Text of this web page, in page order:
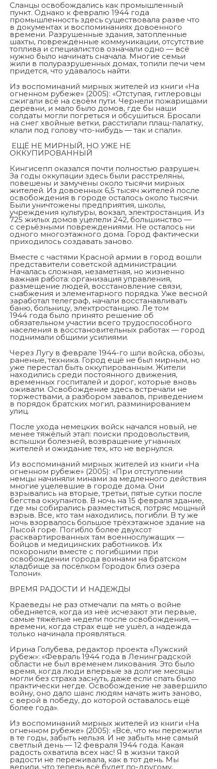
Сланцы освобождались как промышленный
пункт. Однако к февралю 1944 года
промышленность здесь существовала разве что
в документах и воспоминаниях довоенного
времени. Разрушенные здания, затопленные
шахты, повреждённые коммуникации, отсутствие
топлива и специалистов означали одно — всё
нужно было начинать сначала. Многие семьи
жили в полуразрушенных домах, топили печи чем
придется, что удавалось найти.
Из воспоминаний мирных жителей из книги «На
огненном рубеже» (2005): «Отступая, гитлеровцы
сжигали всё на своём пути. Чернели пожарищами
деревни, и мало было домов, где бы наши
солдаты могли погреться и обсушиться. Бросали
на снег хвойные ветки, расстилали плащ-палатку,
клали под голову что-нибудь — так и спали».
ЕЩЁ НЕ МИРНЫЙ, НО УЖЕ НЕ
ОККУПИРОВАННЫЙ
Кингисепп оказался почти полностью разрушен.
За годы оккупации здесь были расстреляны,
повешены и замучены около тысячи мирных
жителей. Из довоенных 6,5 тысяч жителей после
освобождения в городе осталось около тысячи.
Были уничтожены предприятия, школы,
учреждения культуры, вокзал, электростанция. Из
725 жилых домов уцелели 242, большинство —
с серьёзными повреждениями. Не осталось ни
одного многоэтажного дома. Город фактически
приходилось создавать заново.
Вместе с частями Красной армии в город вошли
представители советской администрации.
Началась сложная, незаметная, но жизненно
важная работа: организация управления,
размещение людей, восстановление связи,
снабжения и элементарного порядка. Уже весной
заработал телеграф, начали восстанавливать
баню, больницу, электростанцию. Ле том
1944 года было принято решение об
обязательном участии всего трудоспособного
населения в восстановительных работах — город
поднимали общими усилиями.
Через Лугу в феврале 1944-го шли войска, обозы,
раненые, техника. Город ещё не был мирным, но
уже перестал быть оккупированным. Жители
находились среди постоянного движения,
временных госпиталей и дорог, которые вновь
оживали. Освобождение здесь встречали не
торжествами, а разбором завалов, приведением
в порядок братских могил, разминированием
улиц.
После ухода немецких войск начался новый, не
менее тяжёлый этап: поиски продовольствия,
вспышки болезней, возвращение угнанных
жителей и ожидание тех, кто не вернулся.
Из воспоминаний мирных жителей из книги «На
огненном рубеже» (2005): «При отступлении
немцы начиняли минами за медленного действия
многие уцелевшие в городе дома. Они
взрывались на вторые, третьи, пятые сутки после
бегства оккупантов. В ночь на 15 февраля здание,
где мы собирались разместиться, потряс мощный
взрыв. Все, кто там находились, погибли. В ту же
ночь взорвалось большое трёхэтажное здание на
Лысой горе. Погибло более двухсот
расквартированных там военнослужащих —
бойцов и медицинских работников. Их
похоронили вместе с погибшими при
освобождении города воинами на братском
кладбище за посёлком Городок близ озера
Толони».
ВРЕМЯ РАДОСТИ И НАДЕЖДЫ
Краеведы не раз отмечали: па мять о войне
обедняется, когда из неё исчезают эти первые,
самые тяжёлые недели после освобождения, —
времени, когда страх ещё не ушёл, а надежда
только начинала проявляться.
Ирина Голубева, редактор проекта «Лужский
рубеж»: «Февраль 1944 года в Ленинградской
области не был временем ликования. Это было
время, когда люди впервые за долгие месяцы
могли без страха заснуть, даже если спать было
практически негде. Освобождение не завершило
войну, оно дало шанс людям начать жить заново,
с верой в победу, до которой оставалось ещё
более года».
Из воспоминаний мирных жителей из книги «На
огненном рубеже» (2005): «Всё, что мы пережили
в те годы, забыть нельзя. И не забыть мне самый
светлый день — 12 февраля 1944 года. Какая
радость охватила всех нас! Я в жизни такой
радости не переживала, как в тот день. Мы
верили, что теперь всё будет по-другому,